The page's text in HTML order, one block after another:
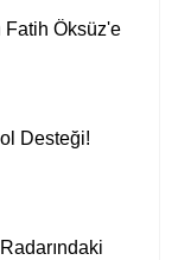
Fatih Öksüz'e
Desteği!